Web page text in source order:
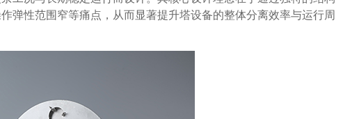
弹性范围窄等痛点，从而显著提升塔设备的整体分离效率与运行周